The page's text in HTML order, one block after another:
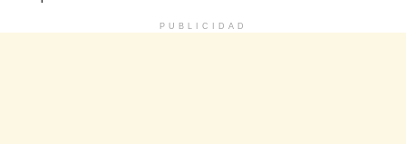
PUBLICIDAD